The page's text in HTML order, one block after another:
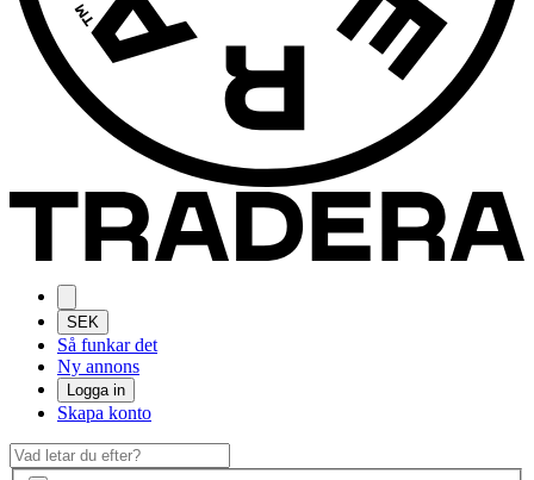
SEK
Så funkar det
Ny annons
Logga in
Skapa konto